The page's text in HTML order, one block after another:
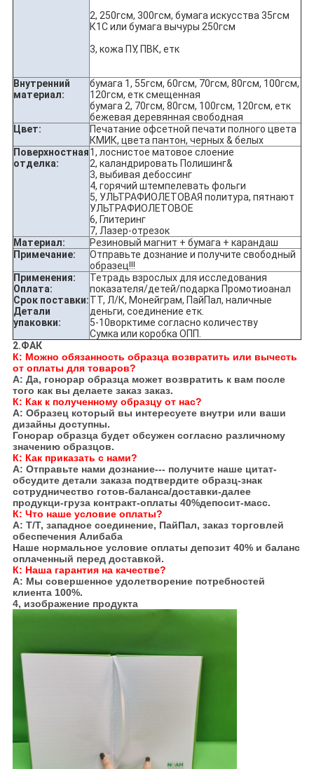
2, 250гсм, 300гсм, бумага искусства 35гсм
К1С или бумага вычуры 250гсм
3, кожа ПУ, ПВК, етк
Внутренний
материал:
бумага 1, 55гсм, 60гсм, 70гсм, 80гсм, 100гсм,
120гсм, етк смещенная
бумага 2, 70гсм, 80гсм, 100гсм, 120гсм, етк
бежевая деревянная свободная
Цвет:
Печатание офсетной печати полного цвета
КМИК, цвета пантон, черных & белых
Поверхностная
отделка:
1, лоснистое матовое слоение
2, каландрировать Полишинг&
3, выбивая дебоссинг
4, горячий штемпелевать фольги
5, УЛЬТРАФИОЛЕТОВАЯ политура, пятнают
УЛЬТРАФИОЛЕТОВОЕ
6, Глитеринг
7, Лазер-отрезок
Материал:
Резиновый магнит + бумага + карандаш
Примечание:
Отправьте дознание и получите свободный
образец!!!
Применения:
Оплата:
Срок поставки:
Детали
упаковки:
Тетрадь взрослых для исследования
показателя/детей/подарка Промотиоанал
ТТ, Л/К, Монейграм, ПайПал, наличные
деньги, соединение етк.
5-10ворктиме согласно количеству
Сумка или коробка ОПП.
2.ФАК
К: Можно обязанность образца возвратить или вычесть
от оплаты для товаров?
А: Да, гонорар образца может возвратить к вам после
того как вы делаете заказ заказ.
К: Как к полученному образцу от нас?
А: Образец который вы интересуете внутри или ваши
дизайны доступны.
Гонорар образца будет обсужен согласно различному
значению образцов.
К: Как приказать с нами?
А: Отправьте нами дознание--- получите наше цитат-
обсудите детали заказа подтвердите образц-знак
сотрудничество готов-баланса/доставки-далее
продукци-груза контракт-оплаты 40%депосит-масс.
К: Что наше условие оплаты?
А: Т/Т, западное соединение, ПайПал, заказ торговлей
обеспечения Алибаба
Наше нормальное условие оплаты депозит 40% и баланс
оплаченный перед доставкой.
К: Наша гарантия на качестве?
А: Мы совершенное удолетворение потребностей
клиента 100%.
4, изображение продукта